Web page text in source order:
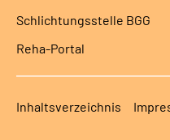
Schlich­tungs­stel­le BGG
Reha-Portal
Inhaltsverzeichnis